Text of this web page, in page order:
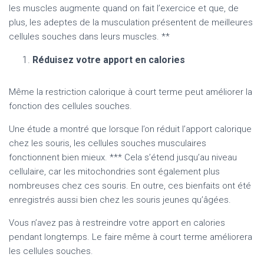
les muscles augmente quand on fait l’exercice et que, de
plus, les adeptes de la musculation présentent de meilleures
cellules souches dans leurs muscles. **
Réduisez votre apport en calories
Même la restriction calorique à court terme peut améliorer la
fonction des cellules souches.
Une étude a montré que lorsque l’on réduit l’apport calorique
chez les souris, les cellules souches musculaires
fonctionnent bien mieux. *** Cela s’étend jusqu’au niveau
cellulaire, car les mitochondries sont également plus
nombreuses chez ces souris. En outre, ces bienfaits ont été
enregistrés aussi bien chez les souris jeunes qu’âgées.
Vous n’avez pas à restreindre votre apport en calories
pendant longtemps. Le faire même à court terme améliorera
les cellules souches.